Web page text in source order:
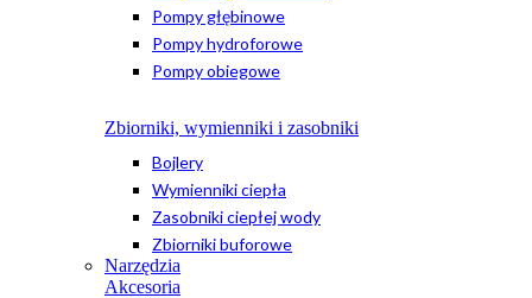
Pompy głębinowe
Pompy hydroforowe
Pompy obiegowe
Zbiorniki, wymienniki i zasobniki
Bojlery
Wymienniki ciepła
Zasobniki ciepłej wody
Zbiorniki buforowe
Narzędzia
Akcesoria